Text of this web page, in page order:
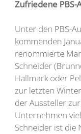
Zufriedene PBS-
Unter den PBS-
kommenden
renommierte
Schneider
Hallmark oder
zur letzten
der Aussteller
Unternehmen
Schneider ist die